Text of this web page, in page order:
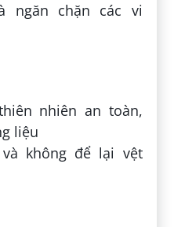
ngăn chặn các vi
nhiên an toàn,
liệu
không để lại vệt